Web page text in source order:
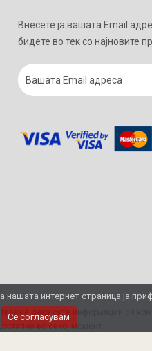
интернет страница ја
Се согласувам
Внесете ја вашата Email
бидете во тек со најновите
дека сите информации се
во секој момент.